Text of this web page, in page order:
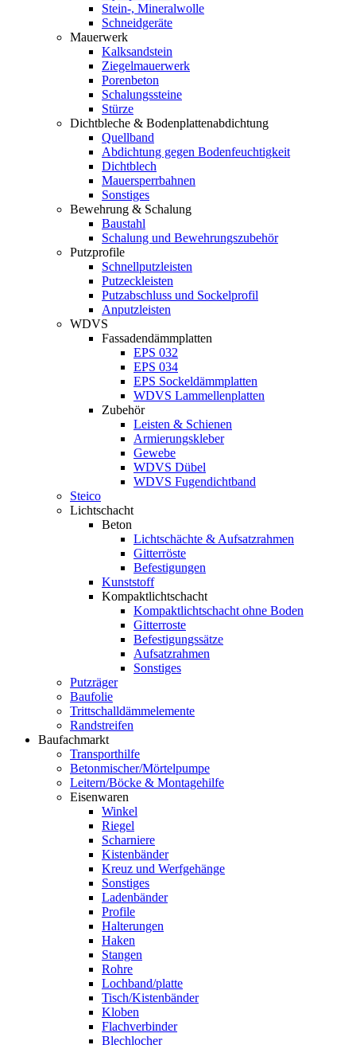
Stein-, Mineralwolle
Schneidgeräte
Mauerwerk
Kalksandstein
Ziegelmauerwerk
Porenbeton
Schalungssteine
Stürze
Dichtbleche & Bodenplattenabdichtung
Quellband
Abdichtung gegen Bodenfeuchtigkeit
Dichtblech
Mauersperrbahnen
Sonstiges
Bewehrung & Schalung
Baustahl
Schalung und Bewehrungszubehör
Putzprofile
Schnellputzleisten
Putzeckleisten
Putzabschluss und Sockelprofil
Anputzleisten
WDVS
Fassadendämmplatten
EPS 032
EPS 034
EPS Sockeldämmplatten
WDVS Lammellenplatten
Zubehör
Leisten & Schienen
Armierungskleber
Gewebe
WDVS Dübel
WDVS Fugendichtband
Steico
Lichtschacht
Beton
Lichtschächte & Aufsatzrahmen
Gitterröste
Befestigungen
Kunststoff
Kompaktlichtschacht
Kompaktlichtschacht ohne Boden
Gitterroste
Befestigungssätze
Aufsatzrahmen
Sonstiges
Putzräger
Baufolie
Trittschalldämmelemente
Randstreifen
Baufachmarkt
Transporthilfe
Betonmischer/Mörtelpumpe
Leitern/Böcke & Montagehilfe
Eisenwaren
Winkel
Riegel
Scharniere
Kistenbänder
Kreuz und Werfgehänge
Sonstiges
Ladenbänder
Profile
Halterungen
Haken
Stangen
Rohre
Lochband/platte
Tisch/Kistenbänder
Kloben
Flachverbinder
Blechlocher